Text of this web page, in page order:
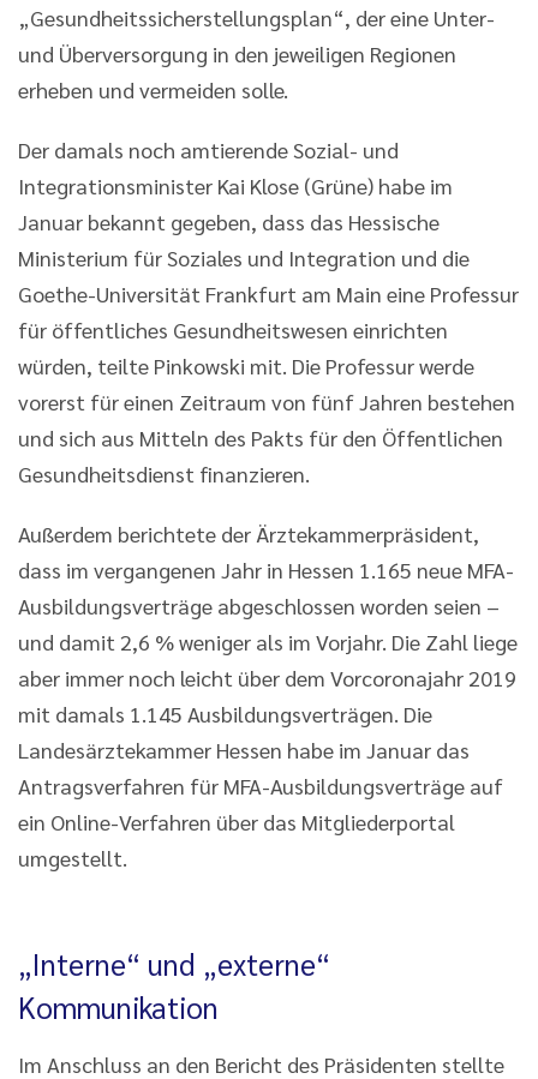
„Gesundheitssicherstellungsplan“, der eine Unter-
und Überversorgung in den jeweiligen Regionen
erheben und vermeiden solle.
Der damals noch amtierende Sozial- und
Integrationsminister Kai Klose (Grüne) habe im
Januar bekannt gegeben, dass das Hessische
Ministerium für Soziales und Integration und die
Goethe-Universität Frankfurt am Main eine Professur
für öffentliches Gesundheitswesen einrichten
würden, teilte Pinkowski mit. Die Professur werde
vorerst für einen Zeitraum von fünf Jahren bestehen
und sich aus Mitteln des Pakts für den Öffentlichen
Gesundheitsdienst finanzieren.
Außerdem berichtete der Ärztekammerpräsident,
dass im vergangenen Jahr in Hessen 1.165 neue MFA-
Ausbildungsverträge abgeschlossen worden seien –
und damit 2,6 % weniger als im Vorjahr. Die Zahl liege
aber immer noch leicht über dem Vorcoronajahr 2019
mit damals 1.145 Ausbildungsverträgen. Die
Landesärztekammer Hessen habe im Januar das
Antragsverfahren für MFA-Ausbildungsverträge auf
ein Online-Verfahren über das Mitgliederportal
umgestellt.
„Interne“ und „externe“
Kommunikation
Im Anschluss an den Bericht des Präsidenten stellte